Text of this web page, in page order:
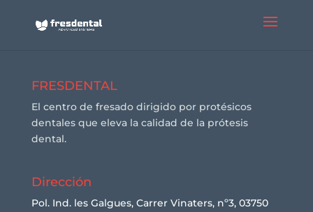
FRESDENTAL
El centro de fresado dirigido por protésicos
dentales que eleva la calidad de la prótesis
dental.
Dirección
Pol. Ind. les Galgues, Carrer Vinaters, nº3, 03750